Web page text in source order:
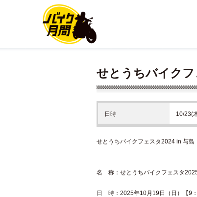
せとうちバイク
日時 10/23(
せとうちバイクフェスタ2024 in 与島
名 称：せとうちバイクフェスタ
日 時：2025年10月19日（日）【9：